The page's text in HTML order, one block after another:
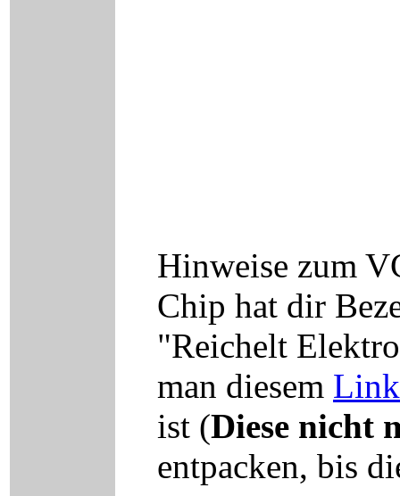
Hinweise zum
Chip hat dir
"Reichelt
man diesem Link
ist (Diese nicht
entpacken, bis